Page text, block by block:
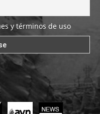
y términos de uso